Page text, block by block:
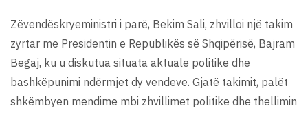
Zëvendëskryeministri i parë, Bekim Sali, zhvilloi një takim
zyrtar me Presidentin e Republikës së Shqipërisë, Bajram
Begaj, ku u diskutua situata aktuale politike dhe
bashkëpunimi ndërmjet dy vendeve. Gjatë takimit, palët
shkëmbyen mendime mbi zhvillimet politike dhe thellimin